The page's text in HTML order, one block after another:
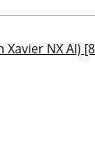
Xavier NX AI)